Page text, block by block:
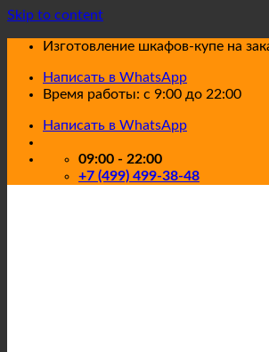
Skip to content
Изготовление шкафов-купе на
Написать в WhatsApp
Время работы: с 9:00 до 22:00
Написать в WhatsApp
09:00 - 22:00
+7 (499) 499-38-48